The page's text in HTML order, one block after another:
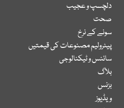
دلچسپ و عجیب
صحت
سونے کے نرخ
پیٹرولیم مصنوعات کی قیمتیں
سائنس و ٹیکنالوجی
بلاگ
بزنس
ویڈیوز